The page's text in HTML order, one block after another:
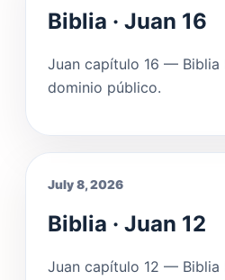
Biblia · Juan 16
Juan capítulo 16 — Biblia
dominio público.
July 8, 2026
Biblia · Juan 12
Juan capítulo 12 — Biblia